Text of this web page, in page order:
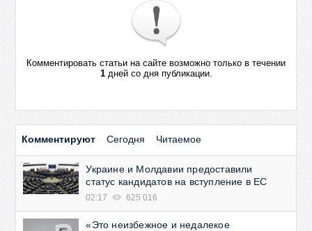
Комментировать статьи на сайте возможно только в течении
1дней со дня публикации.
Комментируют Сегодня Читаемое
Украине и Молдавии предоставили
статус кандидатов на вступление в ЕС
02:17 625 016
«Это неизбежное и недалекое